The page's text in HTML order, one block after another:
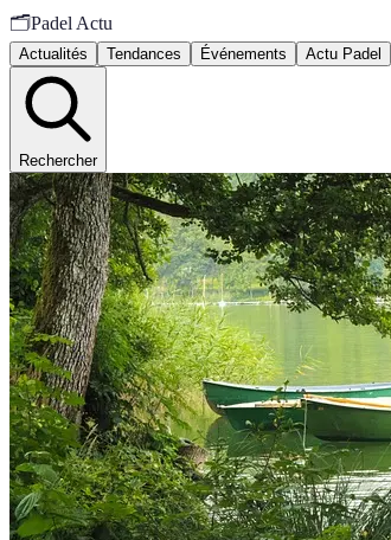
🗂️Padel Actu
Actualités Tendances Événements Actu Padel
Rechercher